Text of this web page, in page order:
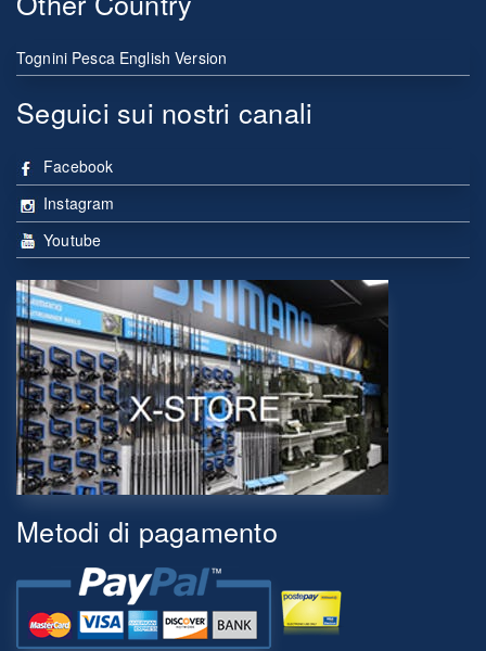
Tognini Pesca English Version
Seguici sui nostri canali
Facebook
Instagram
Youtube
Metodi di pagamento